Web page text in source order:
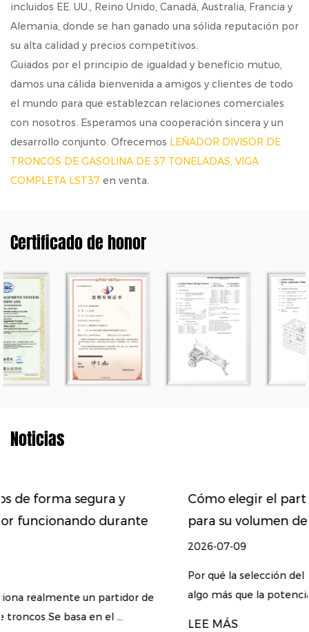
incluidos EE. UU., Reino Unido, Canadá, Australia, Francia y
Alemania, donde se han ganado una sólida reputación por
su alta calidad y precios competitivos.
Guiados por el principio de igualdad y beneficio mutuo,
damos una cálida bienvenida a amigos y clientes de todo
el mundo para que establezcan relaciones comerciales
con nosotros. Esperamos una cooperación sincera y un
desarrollo conjunto. Ofrecemos LEÑADOR DIVISOR DE
TRONCOS DE GASOLINA DE 37 TONELADAS, VIGA
COMPLETA LST37 en venta.
Certificado de honor
Noticias
Cómo elegir el partidor de troncos adecuado
para su volumen de leña y tipo de madera
Por qué la selección del partidor de troncos depende
algo más que la potencia A partidor d...
LEE MÁS